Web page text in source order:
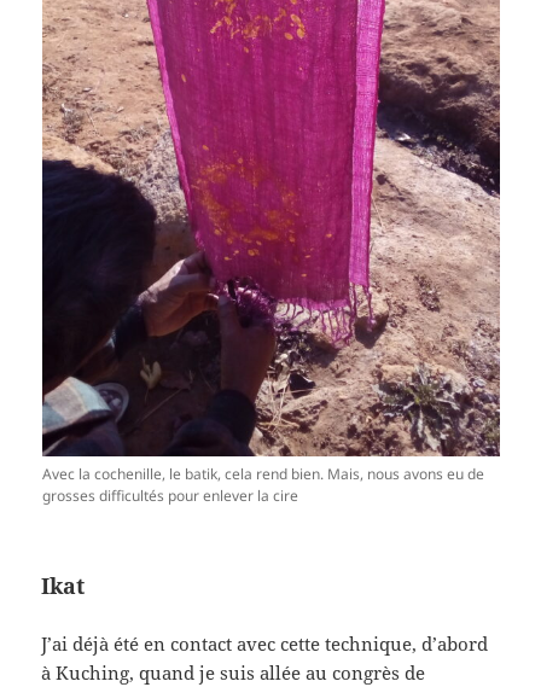
Avec la cochenille, le batik, cela rend bien. Mais, nous avons eu de
grosses difficultés pour enlever la cire
Ikat
J’ai déjà été en contact avec cette technique, d’abord
à Kuching, quand je suis allée au congrès de